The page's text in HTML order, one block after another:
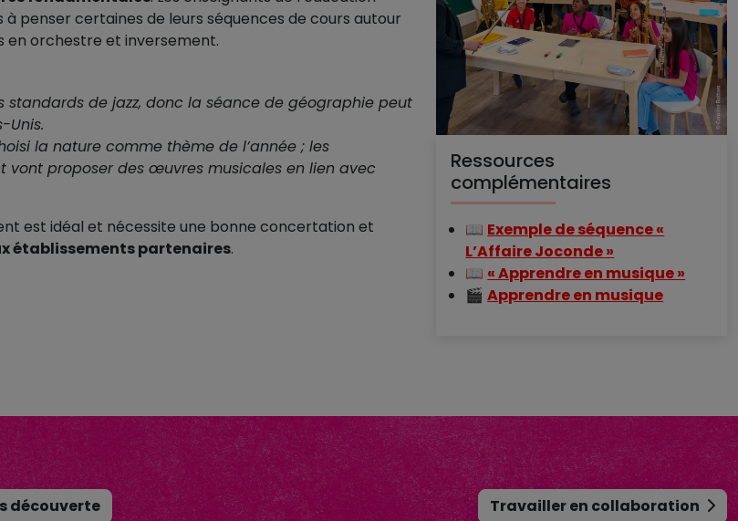
penser certaines de leurs séquences de cours autour
en orchestre et inversement.
standards de jazz, donc la séance de géographie peut
Unis.
la nature comme thème de l’année ; les
vont proposer des œuvres musicales en lien avec
est idéal et nécessite une bonne concertation et
établissements partenaires.
Ressources
complémentaires
📖 Exemple de séquence «
L’Affaire Joconde »
📖 « Apprendre en musique »
🎬 Apprendre en musique
découverte Travailler en collaboration